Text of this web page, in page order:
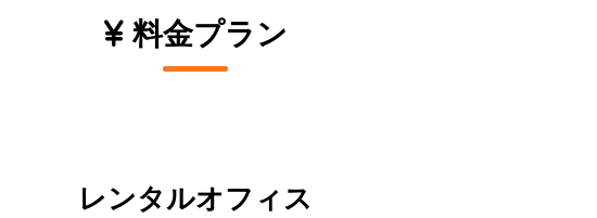
料金プラン
レンタルオフィス